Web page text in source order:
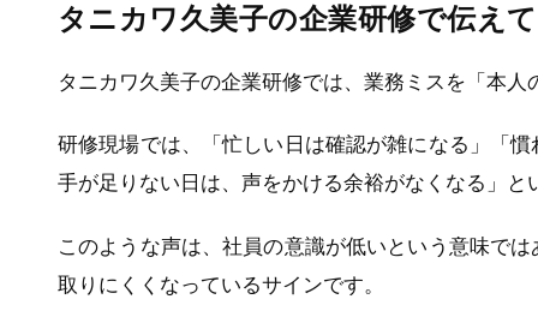
タニカワ久美子の企業研修で伝え
タニカワ久美子の企業研修では、業務ミスを「本
研修現場では、「忙しい日は確認が雑になる」「
手が足りない日は、声をかける余裕がなくなる」と
このような声は、社員の意識が低いという意味で
取りにくくなっているサインです。